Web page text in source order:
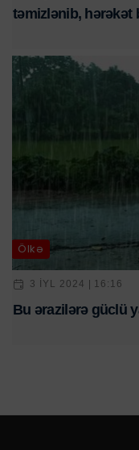
təmizlənib, hərəkət
Ölkə
3 IYL 2024 | 16:16
Bu ərazilərə güclü